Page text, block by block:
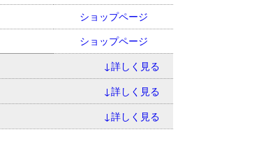
ショップページ
ショップページ
↓詳しく見る
↓詳しく見る
↓詳しく見る